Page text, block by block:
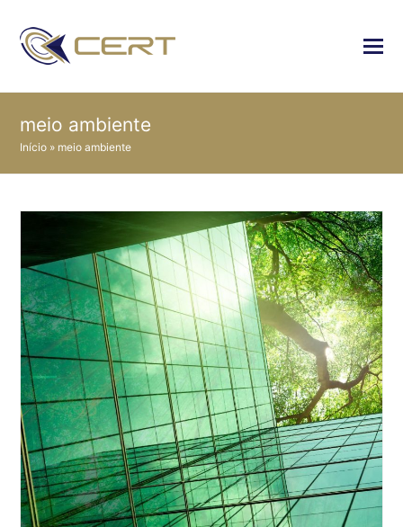
meio ambiente
Início » meio ambiente